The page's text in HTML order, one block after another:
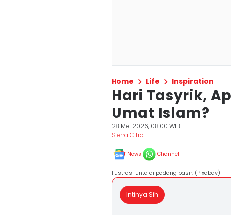
Home Life Inspiration
Hari Tasyrik,
Umat Islam?
28 Mei 2026, 08:00 WIB
Sierra Citra
News Channel
Ilustrasi unta di padang pasir. (Pixabay)
Intinya Sih